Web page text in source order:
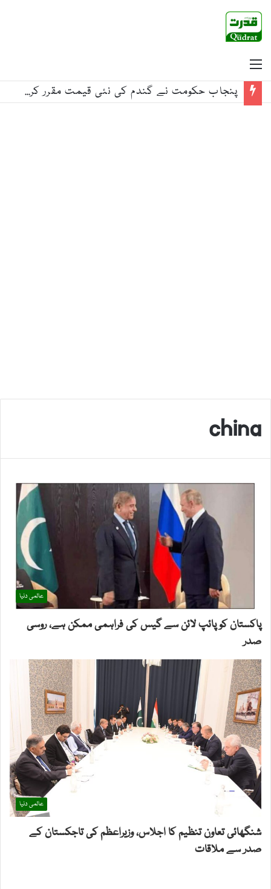
حکومت کا پیٹرول اور ڈیزل کی قیمتوں میں کمی کا اعلان
china
عالمی دنیا
پاکستان کو پائپ لائن سے گیس کی فراہمی ممکن ہے، روسی
صدر
عالمی دنیا
شنگھائی تعاون تنظیم کا اجلاس، وزیراعظم کی تاجکستان کے
صدر سے ملاقات